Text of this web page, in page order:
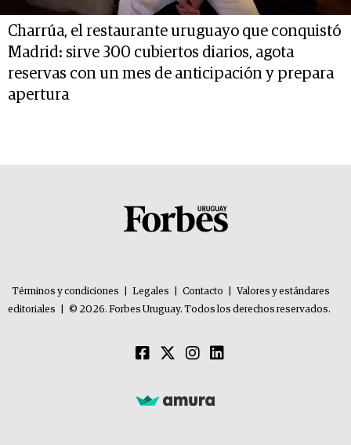
Charrúa, el restaurante uruguayo que conquistó
Madrid: sirve 300 cubiertos diarios, agota
reservas con un mes de anticipación y prepara
apertura
Términos y condiciones Legales Contacto
Valores y estándares
editoriales
© 2026. Forbes Uruguay. Todos los derechos reservados.